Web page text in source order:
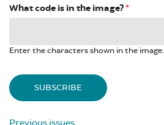
What code is in the image? *
Enter the characters shown in the image.